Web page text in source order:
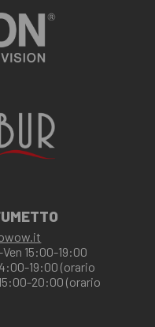
15:00-19:00
19:00 (orario
20:00 (orario